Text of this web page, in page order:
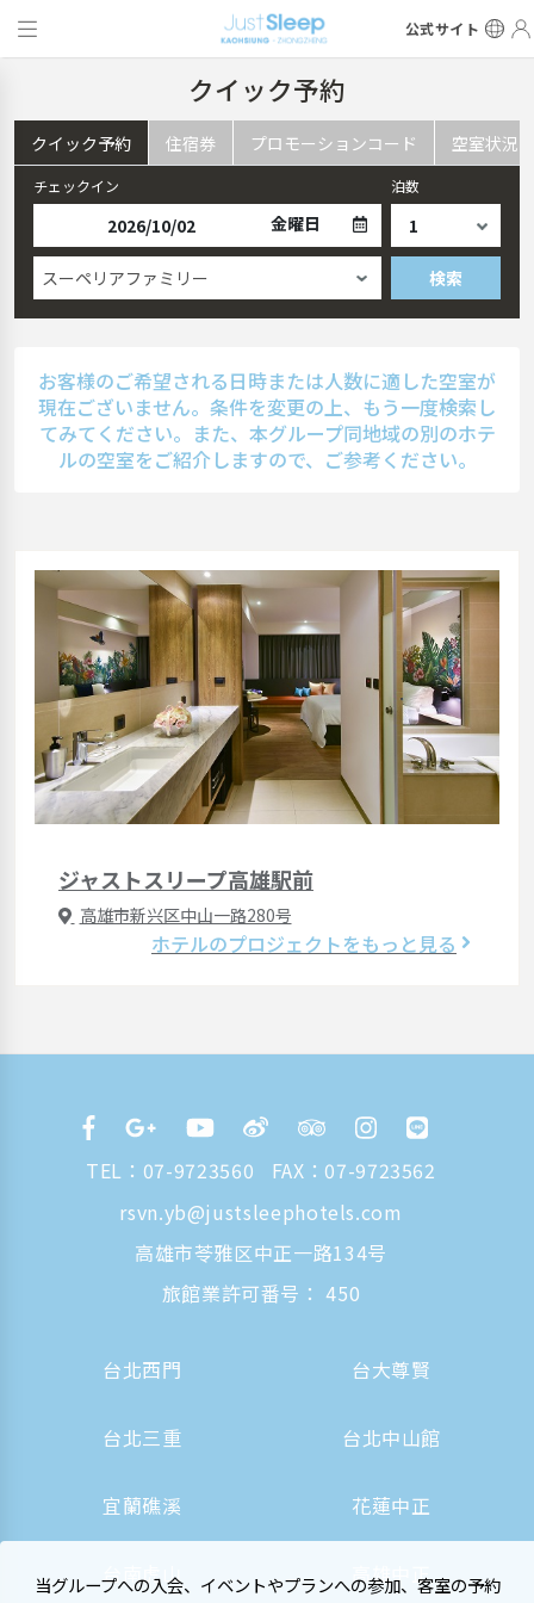
公式サイト
クイック予約
クイック予約 住宿券 プロモーションコード 空室状況
チェックイン
金曜日
泊数
スーペリアファミリー 検索
お客様のご希望される日時または人数に適した空室が
現在ございません。条件を変更の上、もう一度検索し
てみてください。また、本グループ同地域の別のホテ
ルの空室をご紹介しますので、ご参考ください。
ジャストスリープ高雄駅前
高雄市新兴区中山一路280号
ホテルのプロジェクトをもっと見る
TEL： 07-9723560
FAX：07-9723562
rsvn.yb@justsleephotels.com
高雄市苓雅区中正一路134号
旅館業許可番号： 450
台北西門 台大尊賢
台北三重 台北中山館
宜蘭礁溪 花蓮中正
台南虎山 高雄中正
当グループへの入会、イベントやプランへの参加、客室の予約